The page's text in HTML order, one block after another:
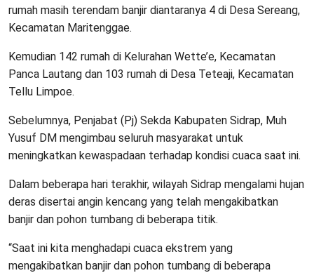
rumah masih terendam banjir diantaranya 4 di Desa Sereang,
Kecamatan Maritenggae.
Kemudian 142 rumah di Kelurahan Wette’e, Kecamatan
Panca Lautang dan 103 rumah di Desa Teteaji, Kecamatan
Tellu Limpoe.
Sebelumnya, Penjabat (Pj) Sekda Kabupaten Sidrap, Muh
Yusuf DM mengimbau seluruh masyarakat untuk
meningkatkan kewaspadaan terhadap kondisi cuaca saat ini.
Dalam beberapa hari terakhir, wilayah Sidrap mengalami hujan
deras disertai angin kencang yang telah mengakibatkan
banjir dan pohon tumbang di beberapa titik.
“Saat ini kita menghadapi cuaca ekstrem yang
mengakibatkan banjir dan pohon tumbang di beberapa